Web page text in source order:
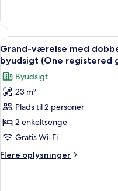
female)
dobbeltværelse
(One
registered
guest
must
be
female)
Indlæs
alle
billeder
af
Grand-
værelse
med
dobbeltseng
eller
2
7
Grand-værelse med
byudsigt (One registered
Byudsigt
23 m²
Plads til 2 personer
2 enkeltsenge
Gratis Wi-Fi
Flere oplysninger
Flere